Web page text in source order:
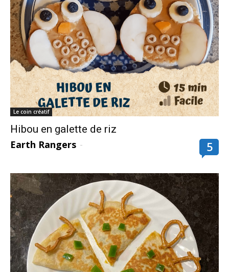
Le coin créatif
Hibou en galette de riz
Earth Rangers - 5